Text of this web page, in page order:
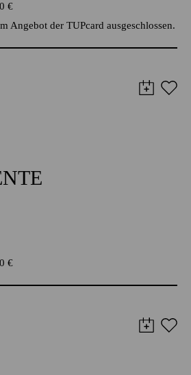
€
Angebot der TUPcard ausgeschlossen.
€